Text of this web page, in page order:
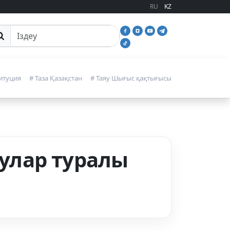
RU KZ
іздеу
# Таза Қазақстан # Таяу Шығыс қақтығысы
туралы